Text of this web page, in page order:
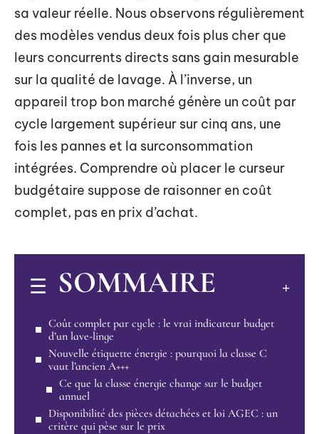
sa valeur réelle. Nous observons régulièrement
des modèles vendus deux fois plus cher que
leurs concurrents directs sans gain mesurable
sur la qualité de lavage. À l’inverse, un
appareil trop bon marché génère un coût par
cycle largement supérieur sur cinq ans, une
fois les pannes et la surconsommation
intégrées. Comprendre où placer le curseur
budgétaire suppose de raisonner en coût
complet, pas en prix d’achat.
SOMMAIRE
Coût complet par cycle : le vrai indicateur budget
d’un lave-linge
Nouvelle étiquette énergie : pourquoi la classe C
vaut l’ancien A+++
Ce que la classe énergie change sur le budget
annuel
Disponibilité des pièces détachées et loi AGEC : un
critère qui pèse sur le prix